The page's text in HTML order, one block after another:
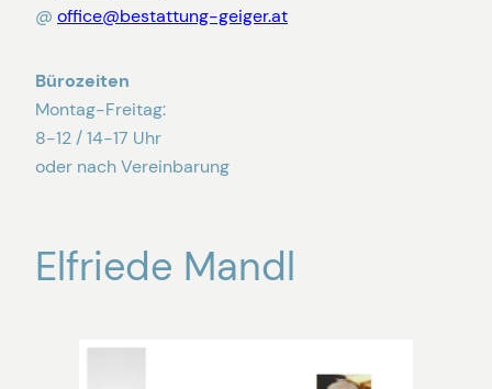
@ office@bestattung-geiger.at
Bürozeiten
Montag-Freitag:
8-12 / 14-17 Uhr
oder nach Vereinbarung
Elfriede Mandl